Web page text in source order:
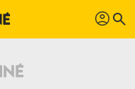
profil search